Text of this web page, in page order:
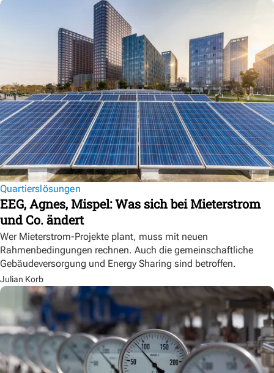
Quartierslösungen
EEG, Agnes, Mispel: Was sich bei Mieterstrom
und Co. ändert
Wer Mieterstrom-Projekte plant, muss mit neuen
Rahmenbedingungen rechnen. Auch die gemeinschaftliche
Gebäudeversorgung und Energy Sharing sind betroffen.
Julian Korb